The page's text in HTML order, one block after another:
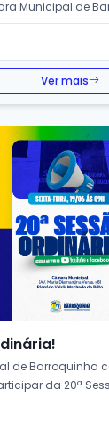
Municipal de
Ver mais
de Barroquinha
da 20ª